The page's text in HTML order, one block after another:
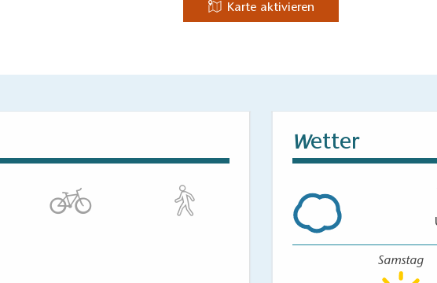
Karte aktivieren
Wetter
Samstag